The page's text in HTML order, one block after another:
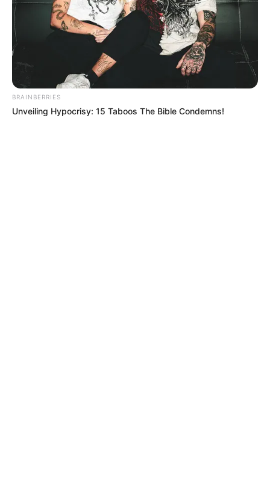
TEMAS RELACIONADOS
TRABAJADORES EN COLOMBIA
EMPLEADOS
MANTÉNGASE EN ALERTA
Tenemos todas las noticias que le
BRAINBERRIES
Unveiling Hypocrisy: 15 Taboos The Bible Condemns!